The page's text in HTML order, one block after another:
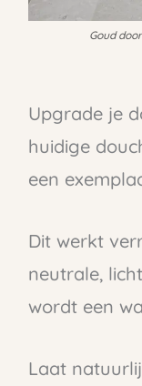
Goud
Upgrade je
huidige
een
Dit werkt
neutrale,
wordt een
Laat